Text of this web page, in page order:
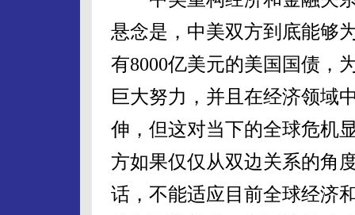
悬念是，中美双方到底能够
有8000亿美元的美国国债，
巨大努力，并且在经济领域
伸，但这对当下的全球危机
方如果仅仅从双边关系的角
话，不能适应目前全球经济